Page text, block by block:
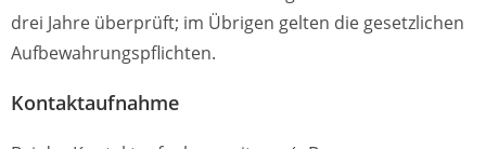
drei Jahre überprüft; im Übrigen gelten die gesetzlichen
Aufbewahrungspflichten.
Kontaktaufnahme